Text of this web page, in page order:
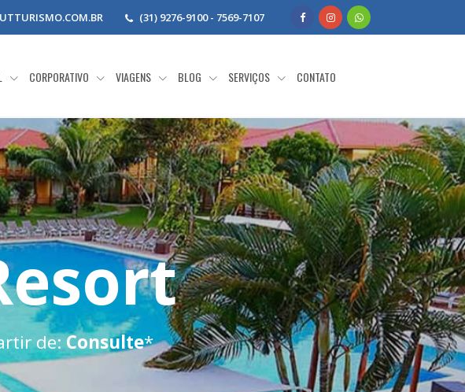
(31) 9276-9100 - 7569-7107
CORPORATIVO VIAGENS BLOG SERVIÇOS CONTATO
de:Consulte*